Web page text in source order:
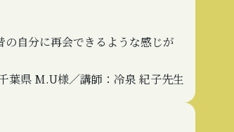
自分に再会できるような感じが
葉県 M.U様／講師：冷泉 紀子先生